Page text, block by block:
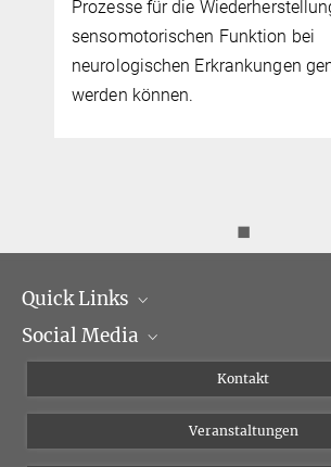
Prozesse für die
sensomotorischen Funktion bei
neurologischen Erkrankungen
werden können.
◼
Quick Links
Institutsleitung
Social Media
Bluesky
YouTube
Kontakt
Veranstaltungen